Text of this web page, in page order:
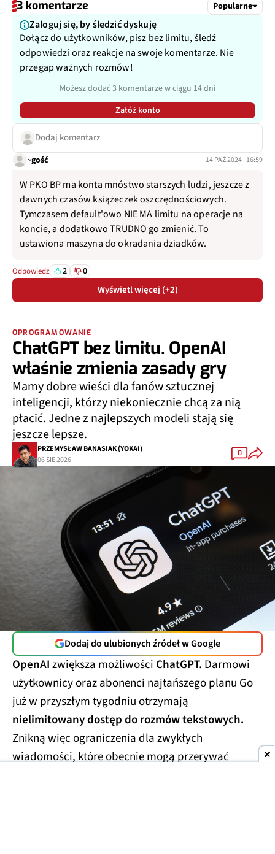
3 komentarze Popularne
Zaloguj się, by śledzić dyskuję
Dołącz do użytkowników, pisz bez limitu, śledź
odpowiedzi oraz reakcje na swoje komentarze. Nie
przegap ważnych rozmów!
Możesz dodać 3 komentarze w ciągu 14 dni
Załóż konto
Dodaj komentarz
~gość 14 PAŹ 2024 · 16:59
W PKO BP ma konta mnóstwo starszych ludzi, jeszcze z
dawnych czasów książeczek oszczędnościowych.
Tymczasem default'owo NIE MA limitu na operacje na
koncie, a dodatkowo TRUDNO go zmienić. To
ustawiona maszyna do okradania dziadków.
Odpowiedz 2 0
Wyświetl więcej (+2)
OPROGRAMOWANIE
ChatGPT bez limitu. OpenAI
właśnie zmienia zasady gry
Mamy dobre wieści dla fanów sztucznej
inteligencji, którzy niekoniecznie chcą za nią
płacić. Jedne z najlepszych modeli stają się
jeszcze lepsze.
PRZEMYSŁAW BANASIAK (YOKAI)
06 SIE 2026
0
Dodaj do ulubionych źródeł w Google
OpenAI zwiększa możliwości ChatGPT. Darmowi
użytkownicy oraz abonenci najtańszego planu Go
już w przyszłym tygodniu otrzymają
nielimitowany dostęp do rozmów tekstowych.
Znikną więc ograniczenia dla zwykłych
wiadomości, które obecnie mogą przerywać